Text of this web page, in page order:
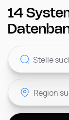
Für
Kontakt
14